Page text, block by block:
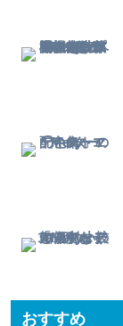
おすすめ